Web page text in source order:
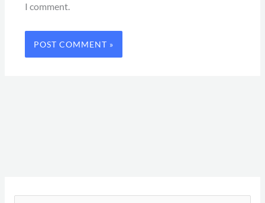
I comment.